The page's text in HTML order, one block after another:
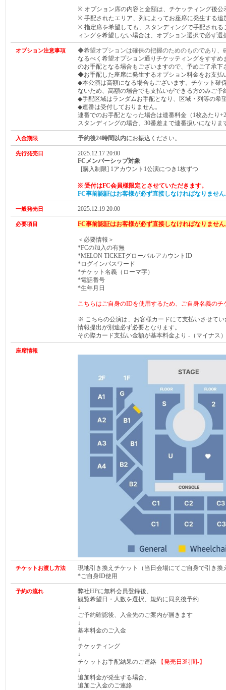
※ オプション席の内容と金額は、チケッティング後公
※ 手配されたエリア、列によってお座席に発生する追
※ 指定席を希望しても、スタンディングで手配され
ィングを希望しない場合は、オプション選択で必ず選
オプション注意事項
◆希望オプションは確保の把握のためのものであり、
なるべく希望オプション通りチケッティングをすす
のお手配となる場合もございますので、予めご了承下
◆お手配した座席に発生するオプション料金をお支払
◆本公演は高額になる場合もございます。チケット確
ないため、高額の場合でも支払いができる方のみご予
◆手配区域はランダムお手配となり、区域・列等の希
◆連番は受付しておりません。
連番でのお手配となった場合は連番料金（1枚あたり
スタンディングの場合、30番差まで連番扱いになりま
入金期限 予約後24時間以内にお振込ください。
先行発売日
2025.12.17 20:00
FCメンバーシップ対象
[購入制限] 1アカウント1公演につき1枚ずつ
※ 受付はFC会員様限定とさせていただきます。
FC事前認証はお客様が必ず直接しなければなりませ
一般発売日 2025.12.19 20:00
必要項目 FC事前認証はお客様が必ず直接しなければなりませ
＜必要情報＞
*FCの加入の有無
*MELON TICKETグローバルアカウントID
*ログインパスワード
*チケット名義（ローマ字）
*電話番号
*生年月日
こちらはご自身のIDを使用するため、ご自身名義のチ
※ こちらの公演は、お客様カードにて支払いさせて
情報提出が別途必ず必要となります。
その際カード支払い金額が基本料金より -（マイナス
座席情報
チケットお渡し方法
現地引き換えチケット（当日会場にてご自身で引き換
*ご自身ID使用
予約の流れ
弊社HPに無料会員登録後、
観覧希望日・人数を選択、規約に同意後予約
↓
ご予約確認後、入金先のご案内が届きます
↓
基本料金のご入金
↓
チケッティング
↓
チケットお手配結果のご連絡
【発売日 3時間-】
↓
追加料金が発生する場合、
追加ご入金のご連絡